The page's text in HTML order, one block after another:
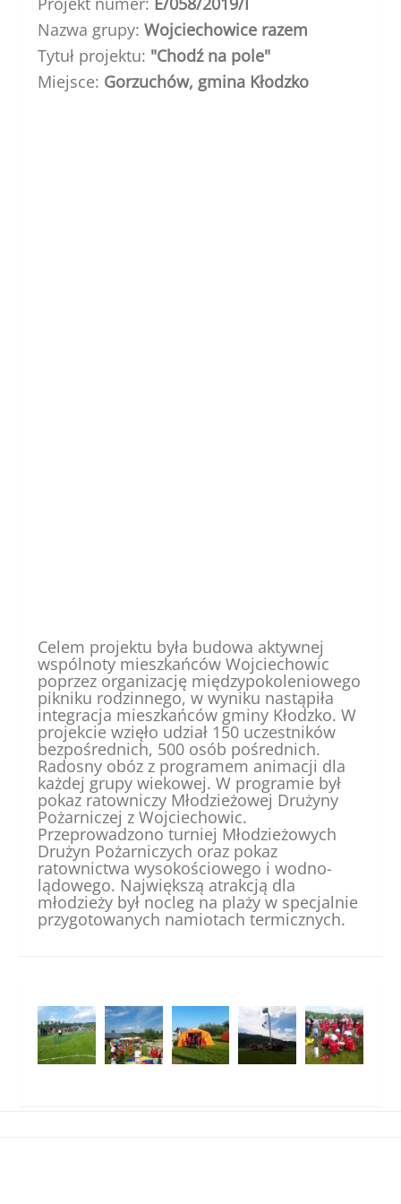
Śląska
Nazwa grupy: Wojciechowice razem
Tytuł projektu: "Chodź na pole"
Miejsce: Gorzuchów, gmina Kłodzko
Celem projektu była budowa aktywnej
wspólnoty mieszkańców Wojciechowic
poprzez organizację międzypokoleniowego
pikniku rodzinnego, w wyniku nastąpiła
integracja mieszkańców gminy Kłodzko. W
projekcie wzięło udział 150 uczestników
bezpośrednich, 500 osób pośrednich.
Radosny obóz z programem animacji dla
każdej grupy wiekowej. W programie był
pokaz ratowniczy Młodzieżowej Drużyny
Pożarniczej z Wojciechowic.
Przeprowadzono turniej Młodzieżowych
Drużyn Pożarniczych oraz pokaz
ratownictwa wysokościowego i wodno-
lądowego. Największą atrakcją dla
młodzieży był nocleg na plaży w specjalnie
przygotowanych namiotach termicznych.